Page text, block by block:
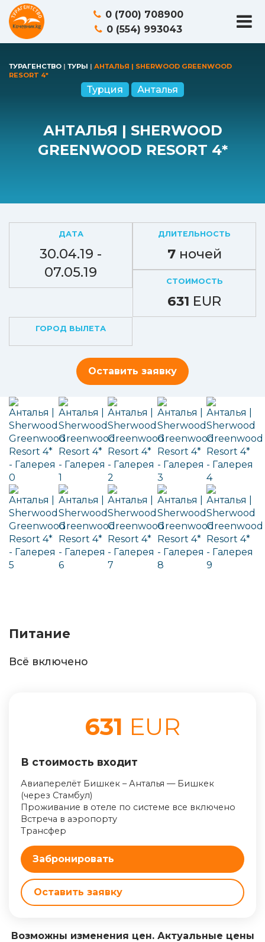
0 (700) 708900
0 (554) 993043
ТУРАГЕНСТВО | ТУРЫ | АНТАЛЬЯ | SHERWOOD GREENWOOD
RESORT 4*
Турция Анталья
АНТАЛЬЯ | SHERWOOD
GREENWOOD RESORT 4*
ДАТА
30.04.19 -
07.05.19
ДЛИТЕЛЬНОСТЬ
7ночей
СТОИМОСТЬ
631 EUR
ГОРОД ВЫЛЕТА
Оставить заявку
Питание
Всё включено
631 EUR
В стоимость входит
Авиаперелёт Бишкек – Анталья — Бишкек
(через Стамбул)
Проживание в отеле по системе все включено
Встреча в аэропорту
Трансфер
Забронировать
Оставить заявку
Возможны изменения цен. Актуальные цены